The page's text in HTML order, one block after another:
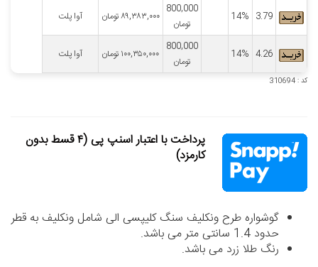
3.79
14%
800,000
تومان
۸۹,۳۸۳,۰۰۰تومان آوا پلت
4.26
14%
800,000
تومان
۱۰۰,۳۵۰,۰۰۰ تومان آوا پلت
کد : 310694
پرداخت با اعتبار اسنپ پی (۴ قسط بدون
کارمزد)
گوشواره طرح ونکلیف سنگ کلیپسی الی شامل ونکلیف به قطر
حدود 1.4 سانتی متر می باشد.
رنگ طلا زرد می باشد.